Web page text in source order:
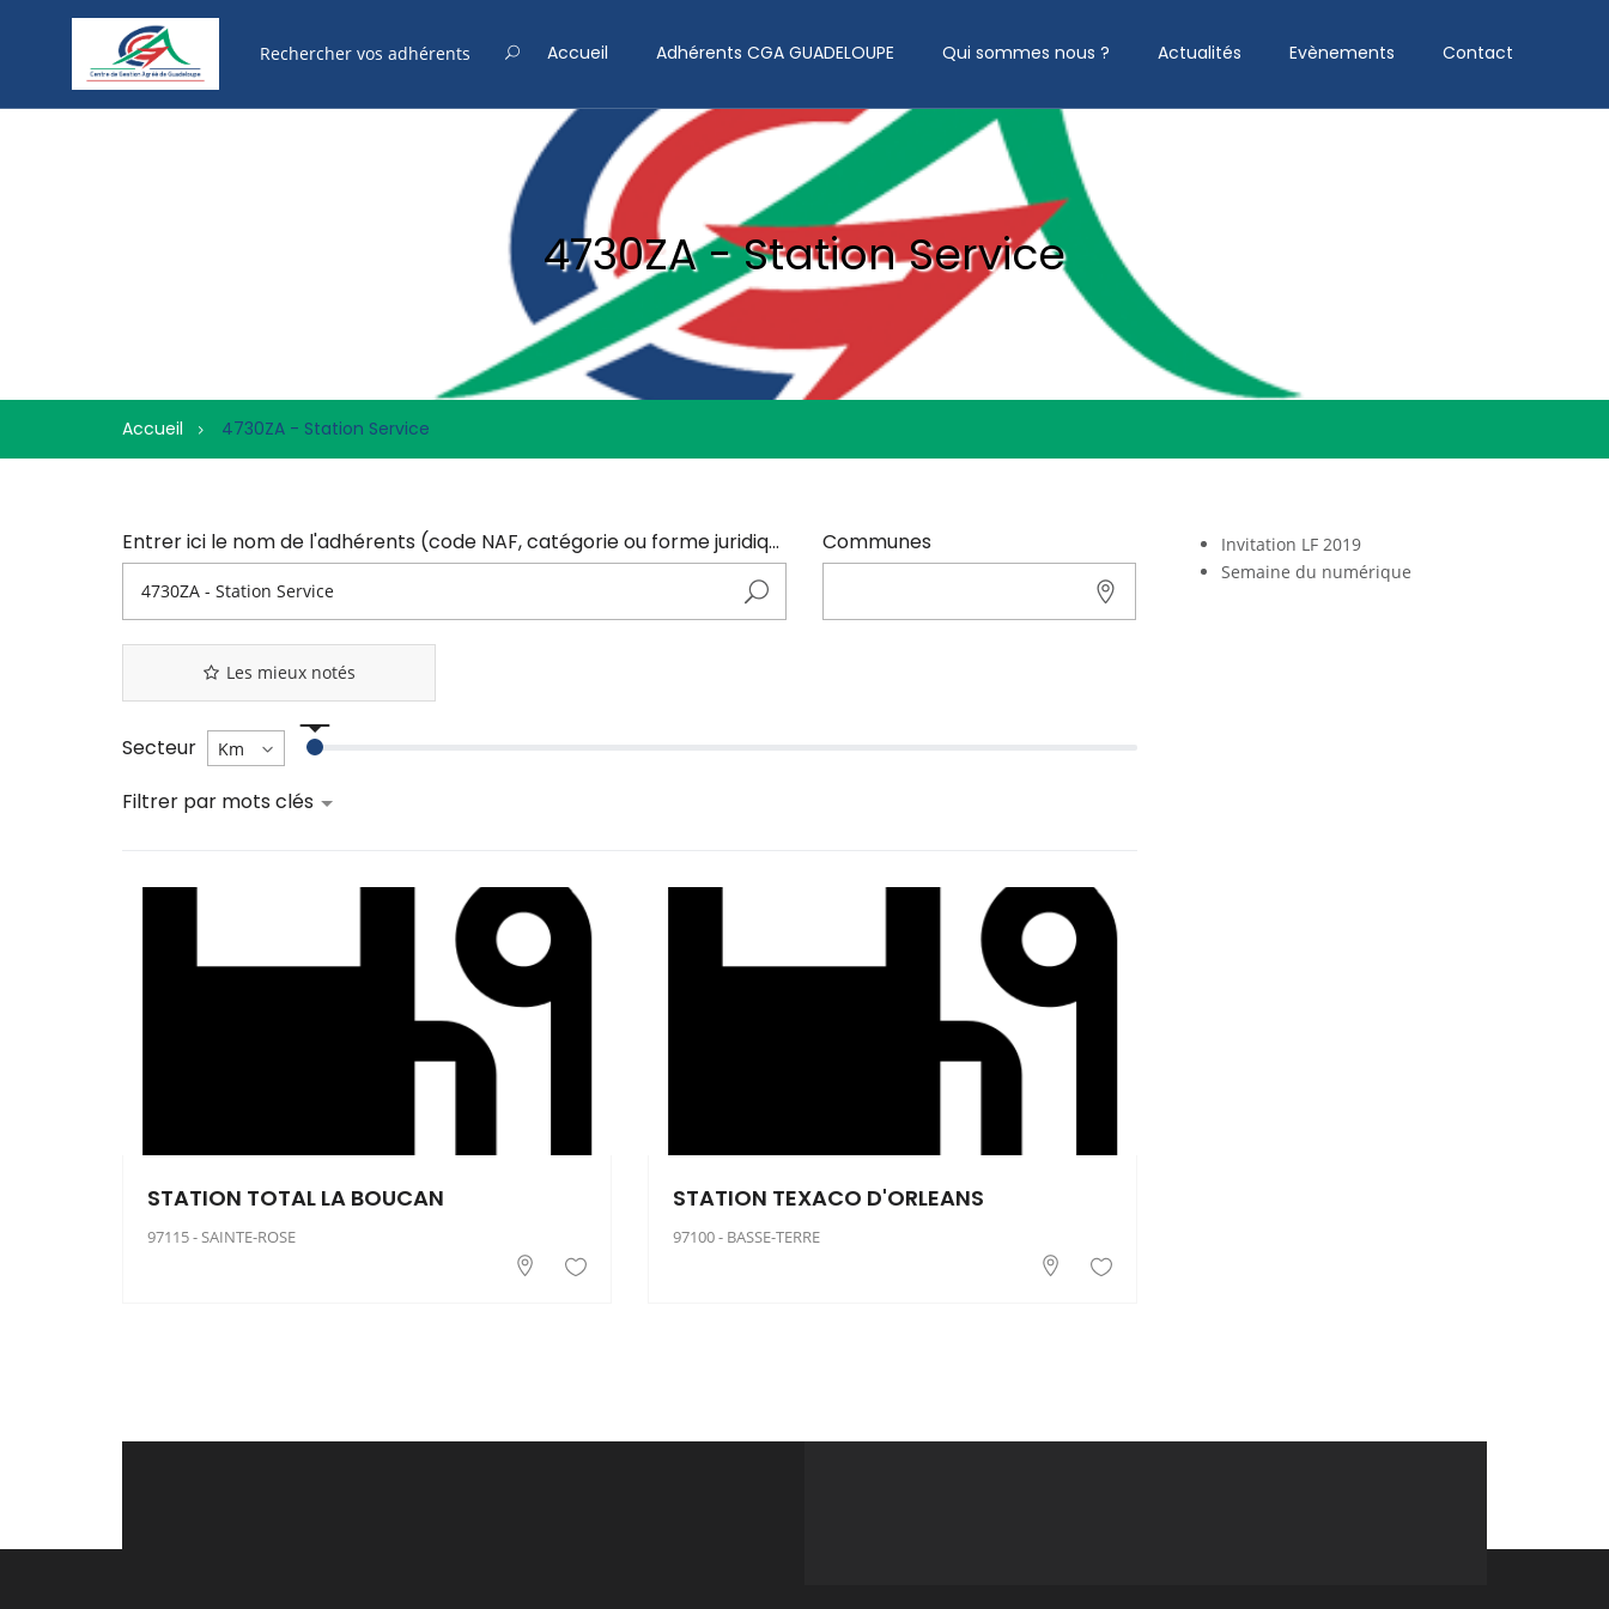
Accueil Adhérents CGA GUADELOUPE Qui sommes nous ? Actualités Evènements Contact
4730ZA - Station Service
Accueil 4730ZA - Station Service
Entrer ici le nom de l'adhérents (code NAF, catégorie ou forme juridique) Communes
Les mieux notés
Secteur
Filtrer par mots clés
STATION TOTAL LA BOUCAN
97115 - SAINTE-ROSE
STATION TEXACO D'ORLEANS
97100 - BASSE-TERRE
Invitation LF 2019
Semaine du numérique